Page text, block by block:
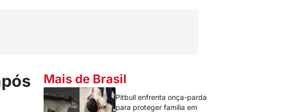
Mais de Brasil
Pitbull enfrenta onça-parda
para proteger família em